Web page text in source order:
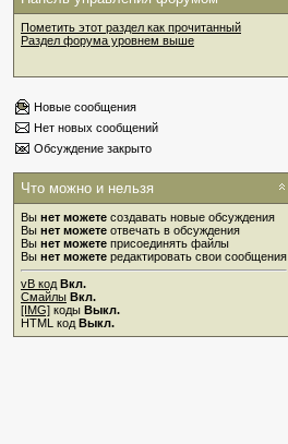
Пометить этот раздел как прочитанный
Раздел форума уровнем выше
Новые сообщения
Нет новых сообщений
Обсуждение закрыто
Что можно и нельзя
Вы нет можете создавать новые обсуждения
Вы нет можете отвечать в обсуждения
Вы нет можете присоединять файлы
Вы нет можете редактировать свои сообщения
vB код Вкл.
Смайлы Вкл.
[IMG] коды Выкл.
HTML код Выкл.